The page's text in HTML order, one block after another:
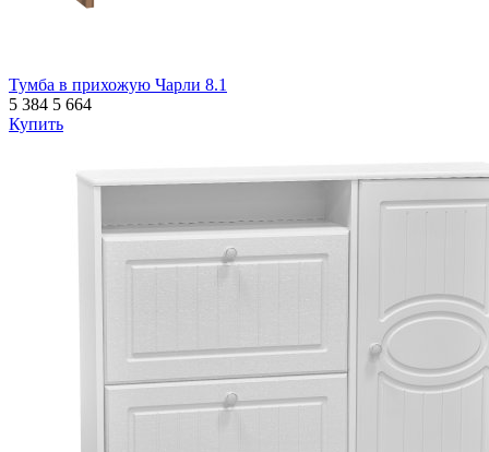
Тумба в прихожую Чарли 8.1
5 384 5 664
Купить